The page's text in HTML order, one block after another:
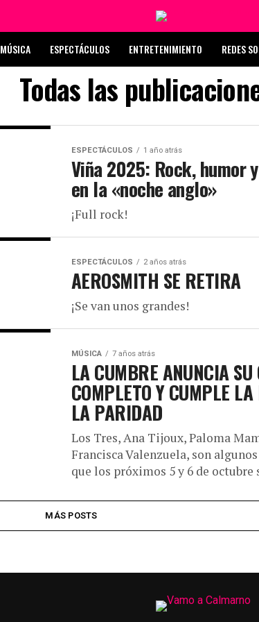
MÚSICA ESPECTÁCULOS ENTRETENIMIENTO REDES
Todas las
ESPECTÁCULOS 1 año atrás
Viña 2025: Rock, humor
en la «noche anglo»
¡Full rock!
ESPECTÁCULOS 2 años atrás
AEROSMITH SE RETIRA
¡Se van unos grandes!
MÚSICA 7 años atrás
LA CUMBRE ANUNCIA SU
COMPLETO Y CUMPLE
LA PARIDAD
Los Tres, Ana Tijoux, Paloma
Francisca Valenzuela, son
que los próximos 5 y 6 de octubre
MÁS POSTS